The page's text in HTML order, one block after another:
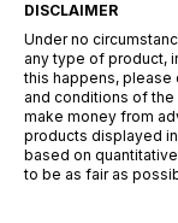
DISCLAIMER
Under no
any type of product,
this happens, please
and conditions of
make money from
products displayed
based on
to be as fair as